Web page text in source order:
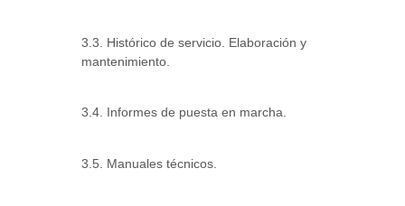
3.3. Histórico de servicio. Elaboración y
mantenimiento.
3.4. Informes de puesta en marcha.
3.5. Manuales técnicos.